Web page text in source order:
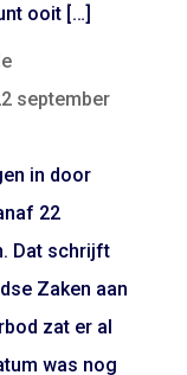
ooit […]
september
in door
22
Dat schrijft
Zaken aan
zat er al
was nog